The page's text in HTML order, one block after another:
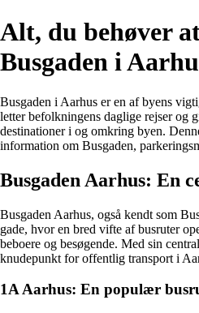
Alt, du behøver
Busgaden i
Busgaden i Aarhus er en af byens
letter befolkningens daglige rejser og
destinationer i og omkring byen.
information om Busgaden,
Busgaden Aarhus: En
Busgaden Aarhus, også kendt som
gade, hvor en bred vifte af busruter
beboere og besøgende. Med sin
knudepunkt for offentlig transport i
1A Aarhus: En populær